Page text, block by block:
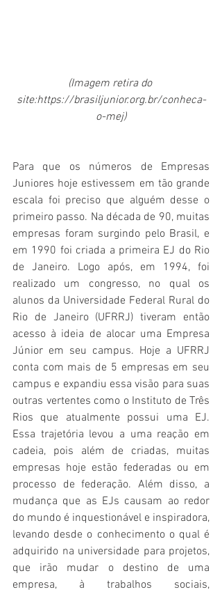
(Imagem retira do
site:https://brasiljunior.org.br/conheca-
o-mej)
Para que os números de Empresas
Juniores hoje estivessem em tão grande
escala foi preciso que alguém desse o
primeiro passo. Na década de 90, muitas
empresas foram surgindo pelo Brasil, e
em 1990 foi criada a primeira EJ do Rio
de Janeiro. Logo após, em 1994, foi
realizado um congresso, no qual os
alunos da Universidade Federal Rural do
Rio de Janeiro (UFRRJ) tiveram então
acesso à ideia de alocar uma Empresa
Júnior em seu campus. Hoje a UFRRJ
conta com mais de 5 empresas em seu
campus e expandiu essa visão para suas
outras vertentes como o Instituto de Três
Rios que atualmente possui uma EJ.
Essa trajetória levou a uma reação em
cadeia, pois além de criadas, muitas
empresas hoje estão federadas ou em
processo de federação. Além disso, a
mudança que as EJs causam ao redor
do mundo é inquestionável e inspiradora,
levando desde o conhecimento o qual é
adquirido na universidade para projetos,
que irão mudar o destino de uma
empresa, à trabalhos sociais,